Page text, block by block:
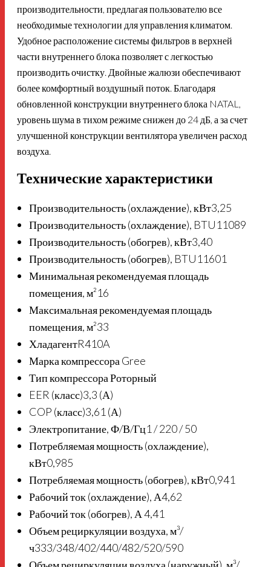
производительности, предлагая пользователю все
необходимые технологии для управления климатом.
Удобное расположение системы фильтров в верхней
части внутреннего блока позволяет с легкостью
производить очистку. Двойные жалюзи обеспечивают
более комфортный воздушный поток. Благодаря
обновленной конструкции внутреннего блока NATAL,
уровень шума в тихом режиме снижен до 24 дБ, а за счет
улучшенной конструкции вентилятора увеличен расход
воздуха.
Технические характеристики
Производительность (охлаждение), кВт3,25
Производительность (охлаждение), BTU11089
Производительность (обогрев), кВт3,40
Производительность (обогрев), BTU11601
Минимальная рекомендуемая площадь
помещения, м²16
Максимальная рекомендуемая площадь
помещения, м²33
ХладагентR410A
Марка компрессора Gree
Тип компрессораРоторный
EER (класс)3,3 (А)
COP (класс)3,61 (А)
Электропитание, Ф/В/Гц1 / 220 / 50
Потребляемая мощность (охлаждение),
кВт0,985
Потребляемая мощность (обогрев), кВт0,941
Рабочий ток (охлаждение), А4,62
Рабочий ток (обогрев), А 4,41
Объем рециркуляции воздуха, м³/
ч333/348/402/440/482/520/590